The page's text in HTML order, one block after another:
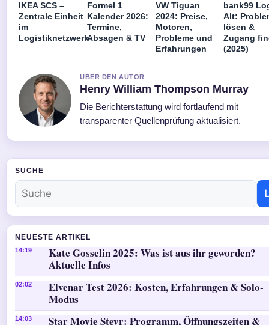
IKEA SCS –
Zentrale Einheit
im
Logistiknetzwerk
Formel 1
Kalender 2026:
Termine,
Absagen & TV
VW Tiguan
2024: Preise,
Motoren,
Probleme und
Erfahrungen
bank99
Alt:
lösen &
Zugang
(2025)
UBER DEN AUTOR
Henry William Thompson Murray
Die Berichterstattung wird fortlaufend mit
transparenter Quellenprüfung aktualisiert.
SUCHE
NEUESTE ARTIKEL
14:19
Kate Gosselin 2025: Was ist aus ihr geworden?
Aktuelle Infos
02:02
Elvenar Test 2026: Kosten, Erfahrungen & Solo-
Modus
14:03
Star Movie Steyr: Programm, Öffnungszeiten &